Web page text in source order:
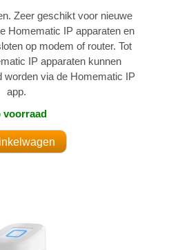
Zeer geschikt voor nieuwe
Homematic IP apparaten en
op modem of router. Tot
IP apparaten kunnen
worden via de Homematic IP
app.
voorraad